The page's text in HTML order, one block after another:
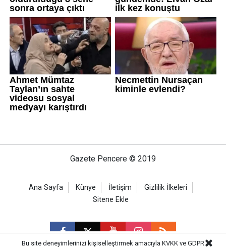
Gazete Pencere © 2019
Ana Sayfa Künye İletişim
Gizlilik İlkeleri
Sitene Ekle
Bu site deneyimlerinizi kişiselleştirmek amacıyla KVKK ve GDPR